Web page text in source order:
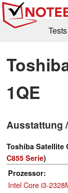
Tests
Kaufberatung
Forum
1QE
Ausstattung
Toshiba Satellite
C855 Serie)
Prozessor
Intel Core i3-